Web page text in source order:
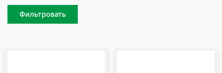
Фильтровать